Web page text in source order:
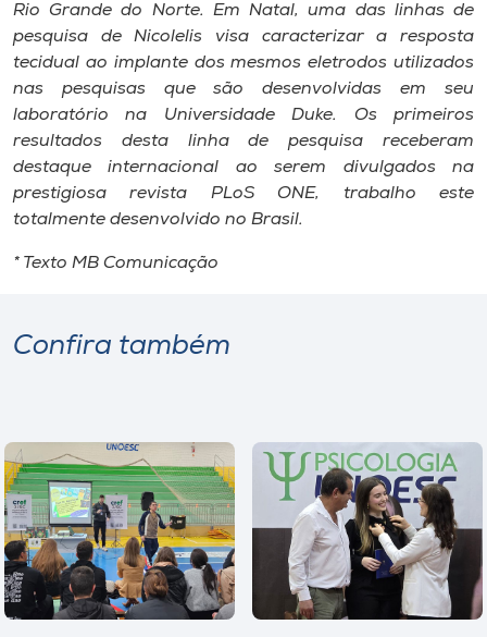
Rio Grande do Norte. Em Natal, uma das linhas de
pesquisa de Nicolelis visa caracterizar a resposta
tecidual ao implante dos mesmos eletrodos utilizados
nas pesquisas que são desenvolvidas em seu
laboratório na Universidade Duke. Os primeiros
resultados desta linha de pesquisa receberam
destaque internacional ao serem divulgados na
prestigiosa revista PLoS ONE, trabalho este
totalmente desenvolvido no Brasil.
* Texto MB Comunicação
Confira também